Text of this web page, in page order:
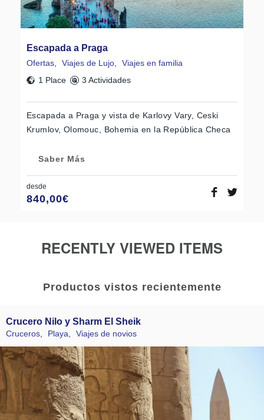
Escapada a Praga
Ofertas Viajes de Lujo
Viajes en familia
1 Place
3 Actividades
Escapada a Praga y vista de Karlovy Vary, Ceski
Krumlov, Olomouc, Bohemia en la República Checa
Saber Más
desde
840,00€
RECENTLY VIEWED ITEMS
Productos vistos recientemente
Crucero Nilo y Sharm El Sheik
Cruceros, Playa, Viajes de novios